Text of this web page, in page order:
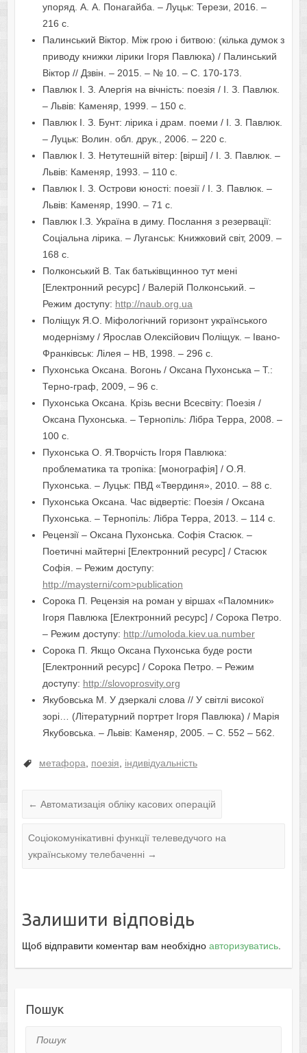
упоряд. А. А. Понагайба. – Луцьк: Терези, 2016. –
216 с.
Палинський Віктор. Між грою і битвою: (кілька думок з
приводу книжки лірики Ігоря Павлюка) / Палинський
Віктор // Дзвін. – 2015. – № 10. – С. 170-173.
Павлюк І. З. Алергія на вічність: поезія / І. З. Павлюк.
– Львів: Каменяр, 1999. – 150 с.
Павлюк І. З. Бунт: лірика і драм. поеми / І. З. Павлюк.
– Луцьк: Волин. обл. друк., 2006. – 220 с.
Павлюк І. З. Нетутешній вітер: [вірші] / І. З. Павлюк. –
Львів: Каменяр, 1993. – 110 с.
Павлюк І. З. Острови юності: поезії / І. З. Павлюк. –
Львів: Каменяр, 1990. – 71 с.
Павлюк І.З. Україна в диму. Послання з резервації:
Соціальна лірика. – Луганськ: Книжковий світ, 2009. –
168 с.
Полконський В. Так батьківщинноо тут мені
[Електронний ресурс] / Валерій Полконський. –
Режим доступу: http://naub.org.ua
Поліщук Я.О. Міфологічний горизонт українського
модернізму / Ярослав Олексійович Поліщук. – Івано-
Франківськ: Лілея – НВ, 1998. – 296 с.
Пухонська Оксана. Вогонь / Оксана Пухонська – Т.:
Терно-граф, 2009, – 96 с.
Пухонська Оксана. Крізь весни Всесвіту: Поезія /
Оксана Пухонська. – Тернопіль: Лібра Терра, 2008. –
100 с.
Пухонська О. Я.Творчість Ігоря Павлюка:
проблематика та тропіка: [монографія] / О.Я.
Пухонська. – Луцьк: ПВД «Твердиня», 2010. – 88 с.
Пухонська Оксана. Час відвертіє: Поезія / Оксана
Пухонська. – Тернопіль: Лібра Терра, 2013. – 114 с.
Рецензії – Оксана Пухонська. Софія Стасюк. –
Поетичні майтерні [Електронний ресурс] / Стасюк
Софія. – Режим доступу:
http://maysterni/com>publication
Сорока П. Рецензія на роман у віршах «Паломник»
Ігоря Павлюка [Електронний ресурс] / Сорока Петро.
– Режим доступу: http://umoloda.kiev.ua.number
Сорока П. Якщо Оксана Пухонська буде рости
[Електронний ресурс] / Cорока Петро. – Режим
доступу: http://slovoprosvity.org
Якубовська М. У дзеркалі слова // У світлі високої
зорі… (Літературний портрет Ігоря Павлюка) / Марія
Якубовська. – Львів: Каменяр, 2005. – С. 552 – 562.
метафора, поезія, індивідуальність
← Автоматизація обліку касових операцій
Соціокомунікативні функції телеведучого на
українському телебаченні →
Залишити відповідь
Щоб відправити коментар вам необхідно авторизуватись.
Пошук
Пошук